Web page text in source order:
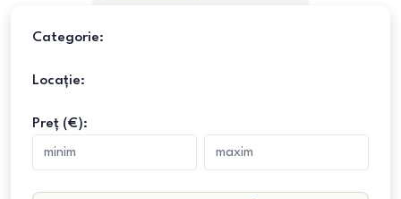
Categorie:
Locație:
Preț (€):